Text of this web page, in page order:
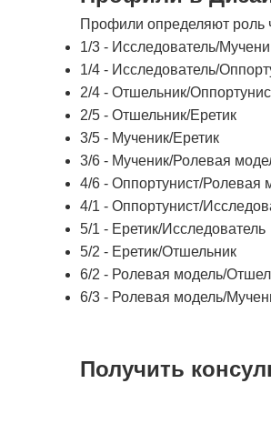
Профили определяют роль
1/3 - Исследователь/
1/4 - Исследователь/
2/4 - Отшельник/
2/5 - Отшельник/Еретик
3/5 - Мученик/Еретик
3/6 - Мученик/Ролевая
4/6 - Оппортунист/Ролевая
4/1 - Оппортунист/
5/1 - Еретик/Исследователь
5/2 - Еретик/Отшельник
6/2 - Ролевая модель/
6/3 - Ролевая модель/
Получить